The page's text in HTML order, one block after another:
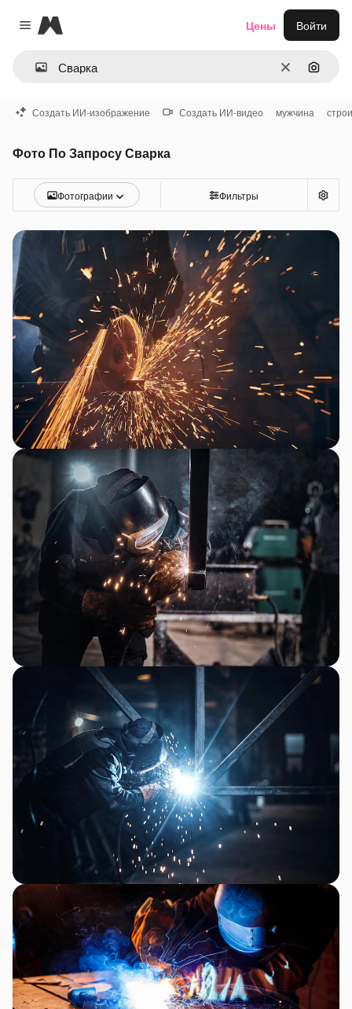
Close menu
Magnific
ОчиститьПоиск
Цены Войти
Создать ИИ-изображение Создать ИИ-видео мужчина
Фото По Запросу Сварка
Фотографии Фильтры